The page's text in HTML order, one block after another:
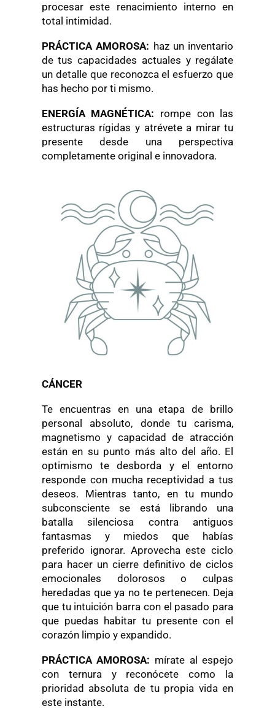
procesar este renacimiento interno en
total intimidad.
PRÁCTICA AMOROSA: haz un inventario
de tus capacidades actuales y regálate
un detalle que reconozca el esfuerzo que
has hecho por ti mismo.
ENERGÍA MAGNÉTICA: rompe con las
estructuras rígidas y atrévete a mirar tu
presente desde una perspectiva
completamente original e innovadora.
CÁNCER
Te encuentras en una etapa de brillo
personal absoluto, donde tu carisma,
magnetismo y capacidad de atracción
están en su punto más alto del año. El
optimismo te desborda y el entorno
responde con mucha receptividad a tus
deseos. Mientras tanto, en tu mundo
subconsciente se está librando una
batalla silenciosa contra antiguos
fantasmas y miedos que habías
preferido ignorar. Aprovecha este ciclo
para hacer un cierre definitivo de ciclos
emocionales dolorosos o culpas
heredadas que ya no te pertenecen. Deja
que tu intuición barra con el pasado para
que puedas habitar tu presente con el
corazón limpio y expandido.
PRÁCTICA AMOROSA: mírate al espejo
con ternura y reconócete como la
prioridad absoluta de tu propia vida en
este instante.